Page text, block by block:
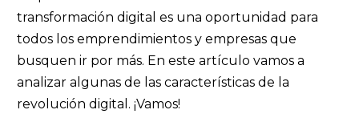
transformación digital es una oportunidad para
todos los emprendimientos y empresas que
busquen ir por más. En este artículo vamos a
analizar algunas de las características de la
revolución digital. ¡Vamos!